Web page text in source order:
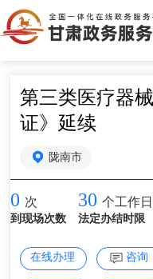
第三类医疗器
证》延续
陇南市
0 次
到现场次数
30 个工作日
法定办结时限
在线办理 咨询